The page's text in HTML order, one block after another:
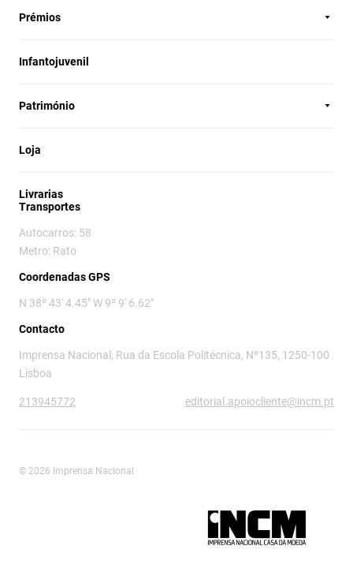
Prémios
Infantojuvenil
Património
Loja
Livrarias
Transportes
Autocarros: 58
Metro: Rato
Coordenadas GPS
N 38º 43' 4.45" W 9º 9' 6.62"
Contacto
Imprensa Nacional, Rua da Escola Politécnica, Nº135, 1250-100
Lisboa
213945772 editorial.apoiocliente@incm.pt
© 2026 Imprensa Nacional